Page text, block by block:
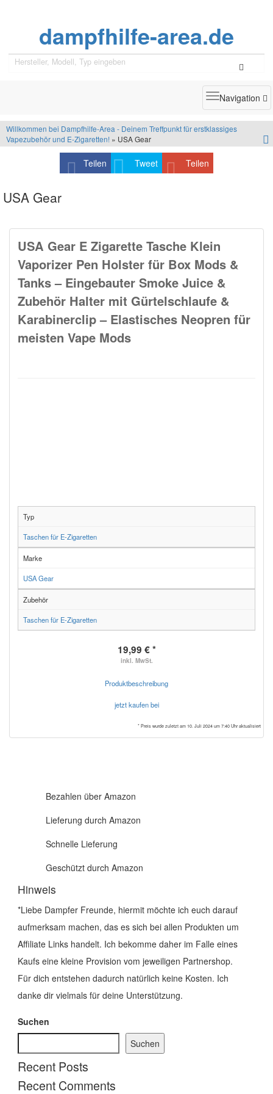
dampfhilfe-area.de
Toggle
Navigation
Willkommen bei Dampfhilfe-Area - Deinem Treffpunkt für erstklassiges
Vapezubehör und E-Zigaretten! » USA Gear
Teilen Tweet Teilen
USA Gear
USA Gear E Zigarette Tasche Klein
Vaporizer Pen Holster für Box Mods &
Tanks – Eingebauter Smoke Juice &
Zubehör Halter mit Gürtelschlaufe &
Karabinerclip – Elastisches Neopren für
meisten Vape Mods
Typ
Taschen für E-Zigaretten
Marke
USA Gear
Zubehör
Taschen für E-Zigaretten
19,99 € *
inkl. MwSt.
Produktbeschreibung
jetzt kaufen bei
* Preis wurde zuletzt am 10. Juli 2024 um 7:40 Uhr aktualisiert
Bezahlen über Amazon
Lieferung durch Amazon
Schnelle Lieferung
Geschützt durch Amazon
Hinweis
*Liebe Dampfer Freunde, hiermit möchte ich euch darauf
aufmerksam machen, das es sich bei allen Produkten um
Affiliate Links handelt. Ich bekomme daher im Falle eines
Kaufs eine kleine Provision vom jeweiligen Partnershop.
Für dich entstehen dadurch natürlich keine Kosten. Ich
danke dir vielmals für deine Unterstützung.
Suchen
Suchen
Recent Posts
Recent Comments